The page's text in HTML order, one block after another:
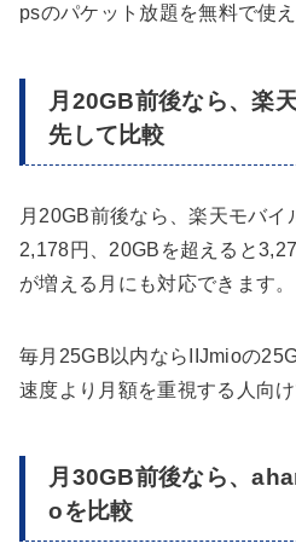
psのパケット放題を無料で使え
月20GB前後なら、楽
先して比較
月20GB前後なら、楽天モバ
2,178円、20GBを超えると
が増える月にも対応できます。
毎月25GB以内ならIIJmioの
速度より月額を重視する人向け
月30GB前後なら、
oを比較